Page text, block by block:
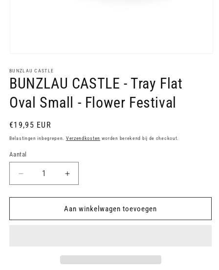
openen
in
modaal
BUNZLAU CASTLE
BUNZLAU CASTLE - Tray Flat
Oval Small - Flower Festival
Normale
prijs
€19,95 EUR
Belastingen inbegrepen. Verzendkosten worden berekend bij de checkout.
Aantal
Aantal
verlagen
voor
CASTLE
Aantal
verhogen
voor
BUNZLAU
CASTLE
Aan winkelwagen toevoegen